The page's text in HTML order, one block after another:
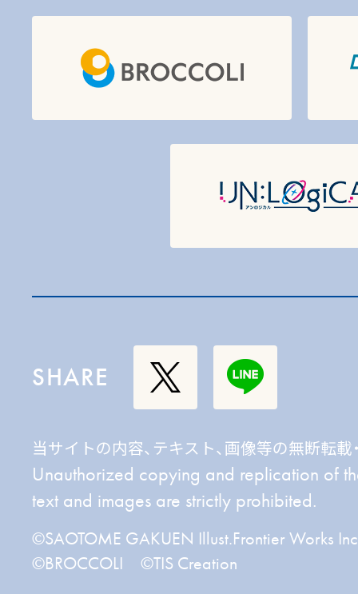
SHARE
当サイトの内容、テキスト、画像等の無断転
Unauthorized copying and replication of
text and images are strictly prohibited.
©SAOTOME GAKUEN Illust.Frontier Works
©BROCCOLI ©TIS Creation